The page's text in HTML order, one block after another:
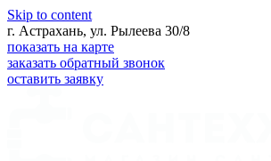
Skip to content
г. Астрахань, ул. Рылеева 30/8
показать на карте
заказать обратный звонок
оставить заявку